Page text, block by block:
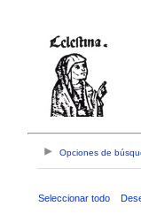
Opciones de
Seleccionar todo